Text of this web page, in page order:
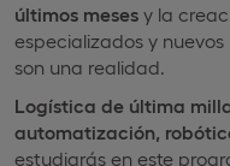
últimos meses y la
especializados y
son una realidad.
Logística de última
automatización,
estudiarás en este